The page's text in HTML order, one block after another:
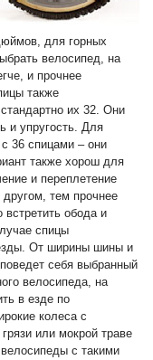
для горных
велосипед, на
и прочнее
также
их 32. Они
и упругость. Для
36 спицами – они
также хорош для
и переплетение
тем прочнее
встретить обода и
спицы
От ширины шины и
себя выбранный
велосипеда, на
в езде по
колеса с
или мокрой траве
с такими